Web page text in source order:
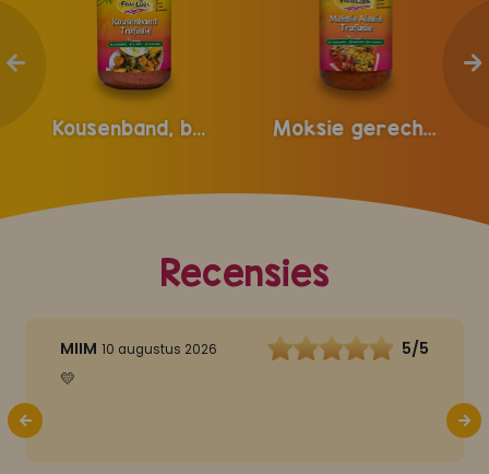
Kousenband, bakkeljauw, pom en masterbeef gerechten Moksie gerechten
Recensies
MIIM 10 augustus 2026
5/5
💛